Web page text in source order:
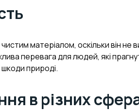
матеріалом, оскільки він
перевага для людей, які
природі.
в різних